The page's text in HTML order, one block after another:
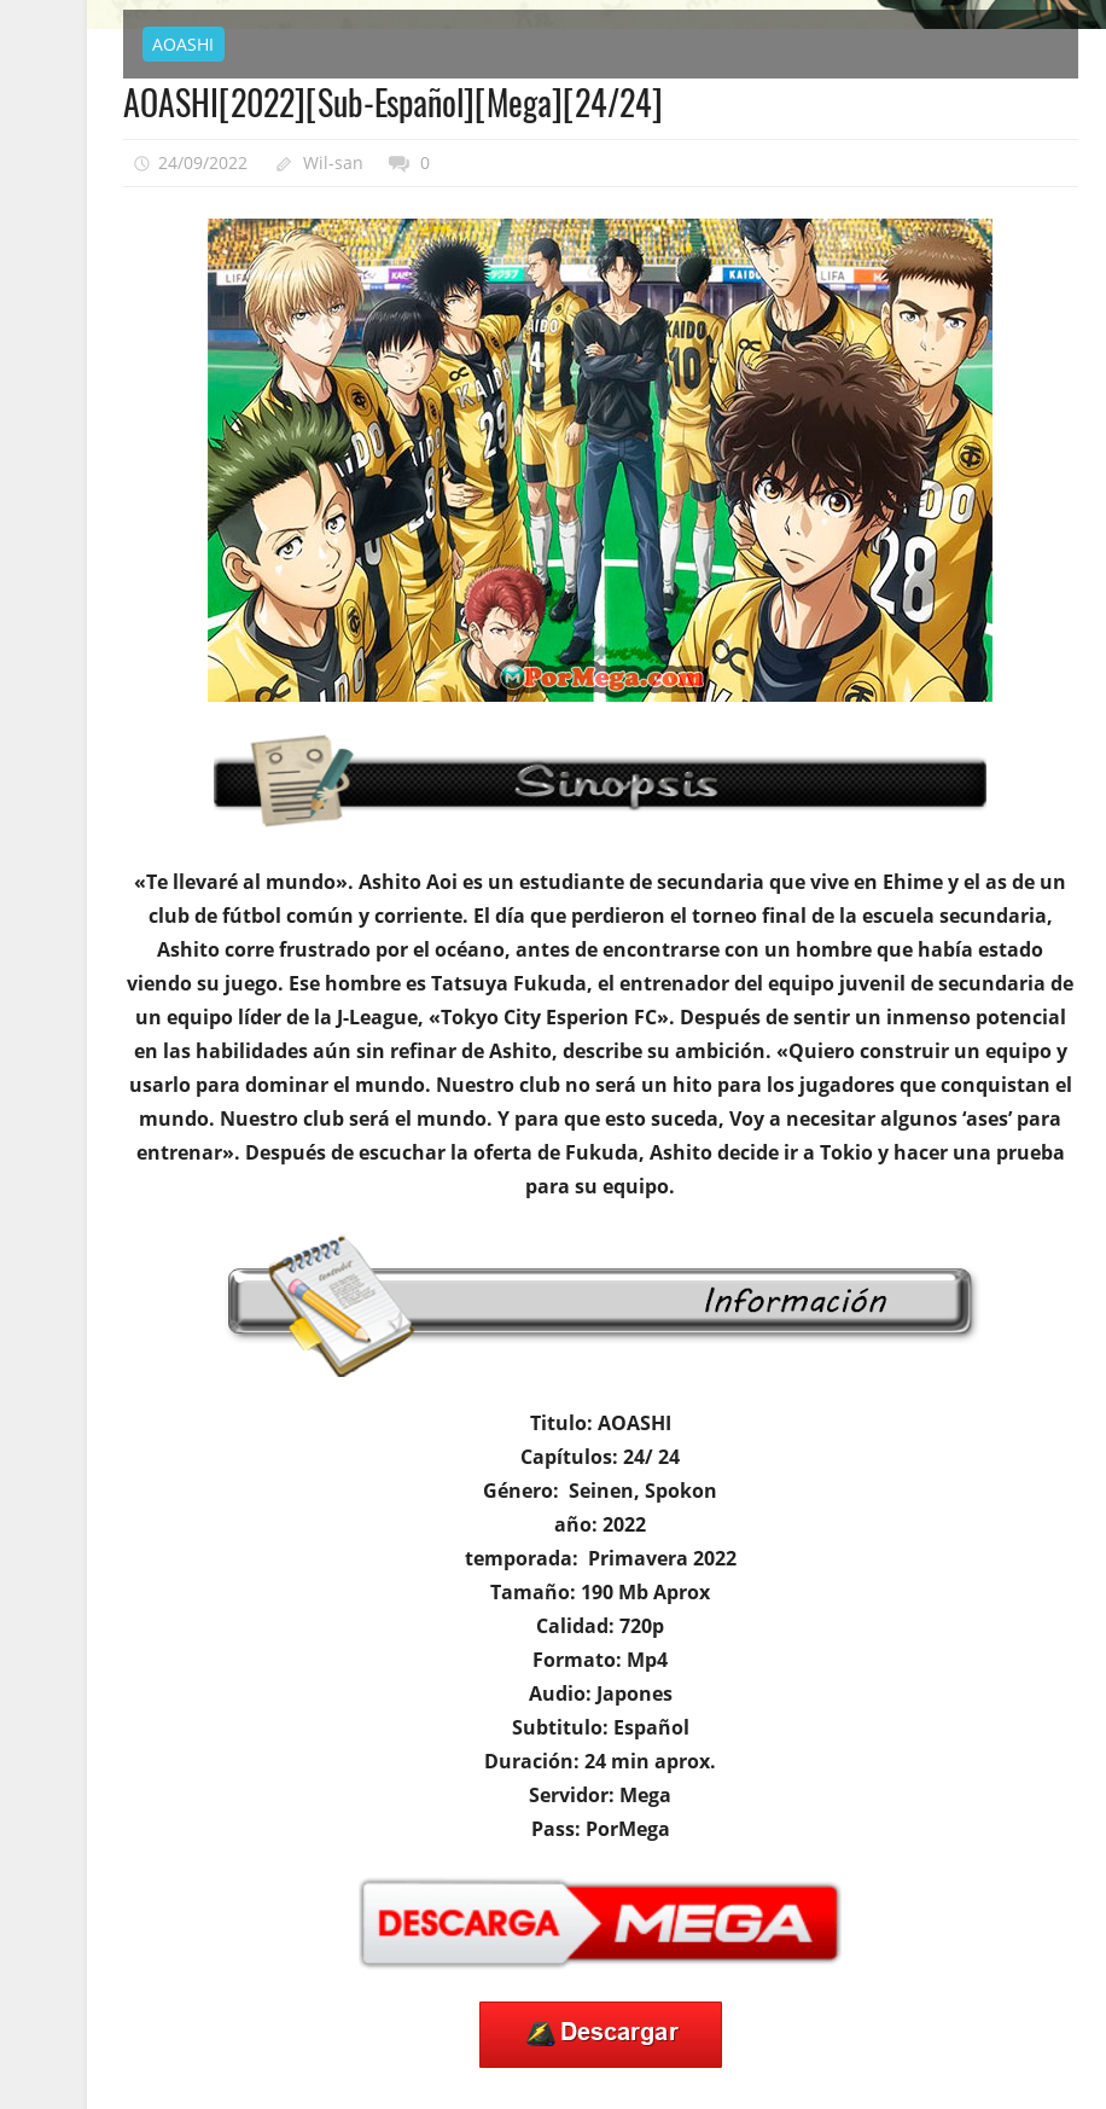
AOASHI
AOASHI[2022][Sub-Español][Mega][24/24]
24/09/2022 Wil-san 0
«Te llevaré al mundo». Ashito Aoi es un estudiante de secundaria que vive en Ehime y el as de un
club de fútbol común y corriente. El día que perdieron el torneo final de la escuela secundaria,
Ashito corre frustrado por el océano, antes de encontrarse con un hombre que había estado
viendo su juego. Ese hombre es Tatsuya Fukuda, el entrenador del equipo juvenil de secundaria de
un equipo líder de la J-League, «Tokyo City Esperion FC». Después de sentir un inmenso potencial
en las habilidades aún sin refinar de Ashito, describe su ambición. «Quiero construir un equipo y
usarlo para dominar el mundo. Nuestro club no será un hito para los jugadores que conquistan el
mundo. Nuestro club será el mundo. Y para que esto suceda, Voy a necesitar algunos ‘ases’ para
entrenar». Después de escuchar la oferta de Fukuda, Ashito decide ir a Tokio y hacer una prueba
para su equipo.
Titulo: AOASHI
Capítulos: 24/ 24
Género: Seinen, Spokon
año: 2022
temporada: Primavera 2022
Tamaño: 190 Mb Aprox
Calidad: 720p
Formato: Mp4
Audio: Japones
Subtitulo: Español
Duración: 24 min aprox.
Servidor: Mega
Pass: PorMega